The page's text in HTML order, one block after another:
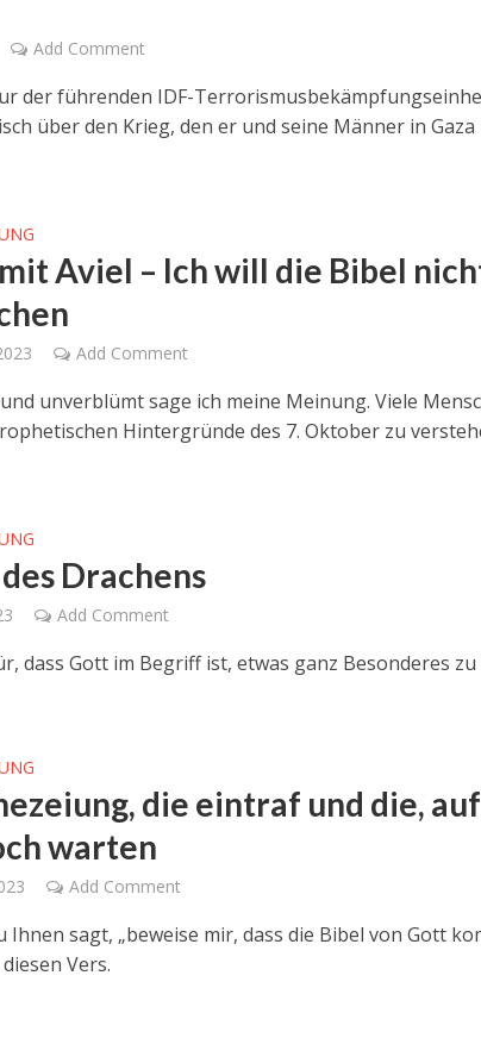
Add Comment
der führenden IDF-
über den Krieg, den er und seine Männer in Gaza
Aviel – Ich will die Bibel
Add Comment
unverblümt sage ich meine Meinung. Viele
Hintergründe des 7. Oktober zu
Drachens
Add Comment
dass Gott im Begriff ist, etwas ganz Besonderes
die eintraf und die, auf
warten
Add Comment
Ihnen sagt, „beweise mir, dass die Bibel von Gott
Vers.